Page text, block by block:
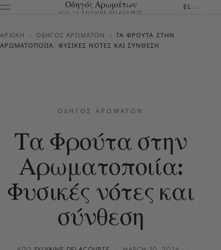
Οδηγός Αρωμάτων
ΑΠΌ ΤΗ SYLVAINE DELACOURTE
EL
ΑΡΧΙΚΉ › ΟΔΗΓΌΣ ΑΡΩΜΆΤΩΝ › ΤΑ ΦΡΟΎΤΑ ΣΤΗΝ
ΑΡΩΜΑΤΟΠΟΙΊΑ: ΦΥΣΙΚΈΣ ΝΌΤΕΣ ΚΑΙ ΣΎΝΘΕΣΗ
ΟΔΗΓΌΣ ΑΡΩΜΆΤΩΝ
Τα Φρούτα στην
Αρωματοποιία:
Φυσικές νότες και
σύνθεση